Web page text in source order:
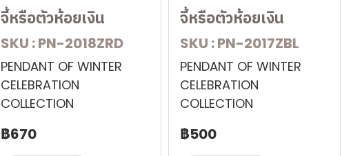
จี้หรือตัวห้อยเงิน
SKU : PN-2018ZRD
PENDANT OF WINTER
CELEBRATION
COLLECTION
฿670
จี้หรือตัวห้อยเงิน
SKU : PN-2017ZBL
PENDANT OF WINTER
CELEBRATION
COLLECTION
฿500